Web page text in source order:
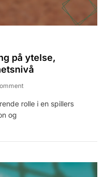
på ytelse,
On
Holdbarhet:
Spilleropplevelse,
rolle i en spillers
og